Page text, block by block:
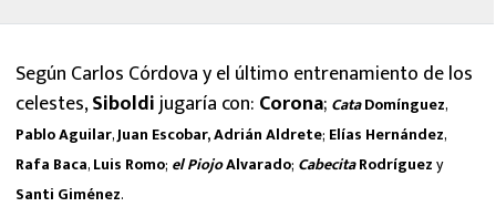
Según Carlos Córdova y el último entrenamiento de los
celestes,Siboldijugaría con: Corona; CataDomínguez,
Pablo Aguilar,Juan Escobar,Adrián Aldrete; Elías Hernández,
Rafa Baca,Luis Romo; el PiojoAlvarado; CabecitaRodríguezy
Santi Giménez.